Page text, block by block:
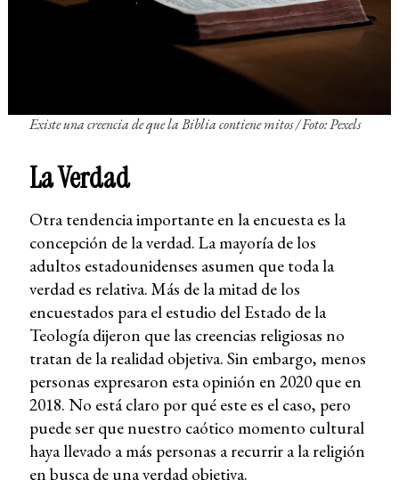
Existe una creencia de que la Biblia contiene mitos/ Foto: Pexels
La Verdad
Otra tendencia importante en la encuesta es la
concepción de la verdad. La mayoría de los
adultos estadounidenses asumen que toda la
verdad es relativa. Más de la mitad de los
encuestados para el estudio del Estado de la
Teología dijeron que las creencias religiosas no
tratan de la realidad objetiva. Sin embargo, menos
personas expresaron esta opinión en 2020 que en
2018. No está claro por qué este es el caso, pero
puede ser que nuestro caótico momento cultural
haya llevado a más personas a recurrir a la religión
en busca de una verdad objetiva.